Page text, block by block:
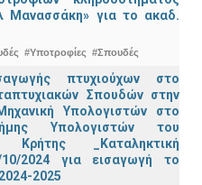
Μανασσάκη» για το ακαδ.
#Υποτροφίες #Σπουδές
πτυχιούχων στo
Σπουδών στην
Υπολογιστών στο
Υπολογιστών του
Κρήτης _Καταληκτική
10/2024 για εισαγωγή το
2025